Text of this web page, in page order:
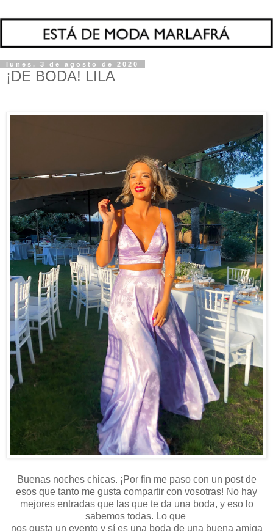
lunes, 3 de agosto de 2020
¡DE BODA! LILA
Buenas noches chicas. ¡Por fin me paso con un post de
esos que tanto me gusta compartir con vosotras! No hay
mejores entradas que las que te da una boda, y eso lo
sabemos todas. Lo que
nos gusta un evento y sí es una boda de una buena amiga